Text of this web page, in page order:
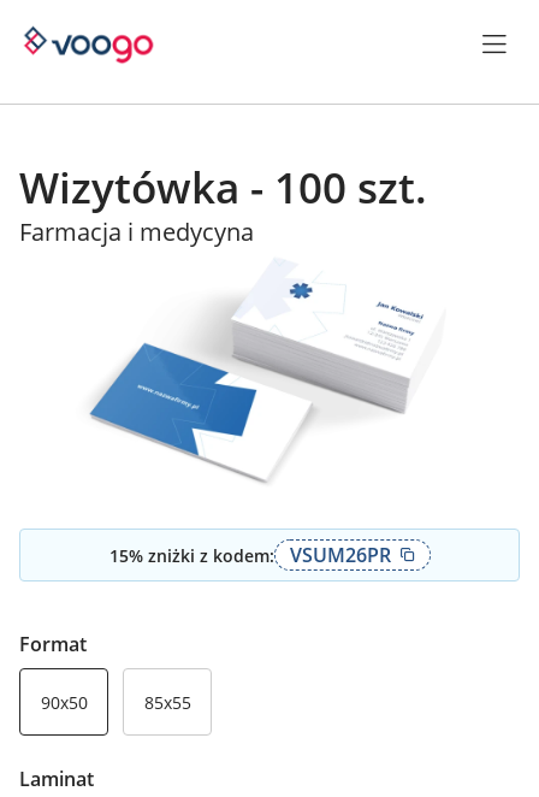
Wizytówka - 100 szt.
Farmacja i medycyna
15% zniżki z kodem: VSUM26PR
Format
90x50 85x55
Laminat